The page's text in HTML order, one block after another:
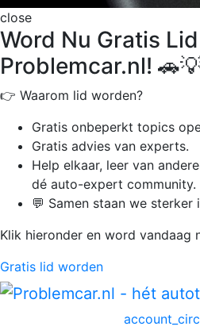
close
Word Nu Gratis
Problemcar.nl!
👉 Waarom lid worden?
Gratis onbeperkt topics
Gratis advies van experts.
Help elkaar, leer van
dé auto-expert community.
💬 Samen staan we sterker
Klik hieronder en word vandaag
Gratis lid worden